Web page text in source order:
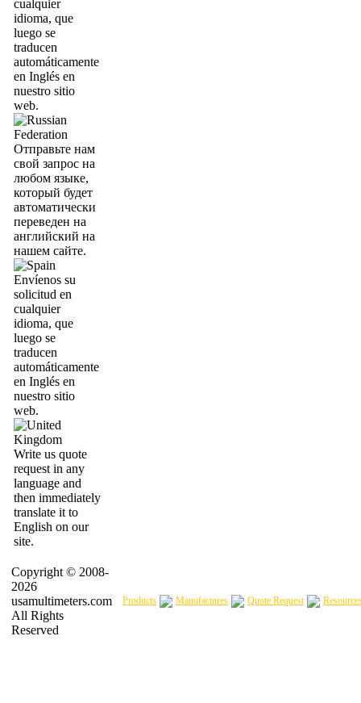
cualquier
idioma, que
luego se
traducen
automáticamente
en Inglés en
nuestro sitio
web.
Отправьте нам
свой запрос на
любом языке,
который будет
автоматически
переведен на
английский на
нашем сайте.
Envíenos su
solicitud en
cualquier
idioma, que
luego se
traducen
automáticamente
en Inglés en
nuestro sitio
web.
Write us quote
request in any
language and
then immediately
translate it to
English on our
site.
Copyright © 2008-
2026
usamultimeters.com
All Rights
Reserved
Products Manufactures Quote Request